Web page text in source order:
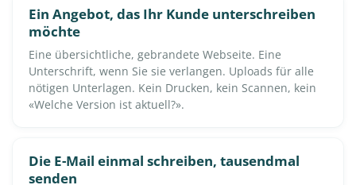
Ein Angebot, das Ihr Kunde unterschreiben
möchte
Eine übersichtliche, gebrandete Webseite. Eine
Unterschrift, wenn Sie sie verlangen. Uploads für alle
nötigen Unterlagen. Kein Drucken, kein Scannen, kein
«Welche Version ist aktuell?».
Die E-Mail einmal schreiben, tausendmal
senden